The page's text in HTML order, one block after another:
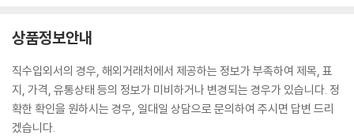
상품정보안내
직수입외서의 경우, 해외거래처에서 제공하는 정보가 부족하여 제목, 표
지, 가격, 유통상태 등의 정보가 미비하거나 변경되는 경우가 있습니다. 정
확한 확인을 원하시는 경우, 일대일 상담으로 문의하여 주시면 답변 드리
겠습니다.